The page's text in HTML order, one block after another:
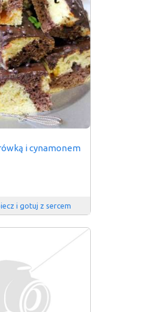
i cynamonem
i gotuj z sercem